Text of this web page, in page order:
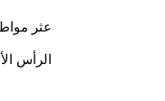
عثر
الرأس